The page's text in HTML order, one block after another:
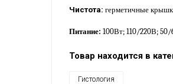
Чистота: герметичные
Питание: 100Вт; 110/220В; 50/
Товар находится в
Гистология